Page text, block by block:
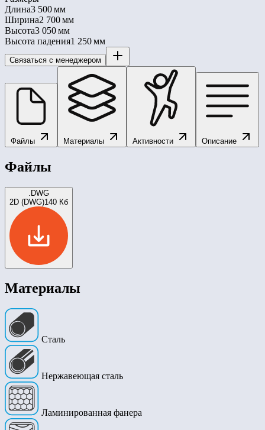
Длина3 500 мм
Ширина2 700 мм
Высота3 050 мм
Высота падения1 250 мм
Связаться с менеджером
Файлы Материалы Активности Описание
Файлы
.DWG
2D (DWG)140 Кб
Материалы
Сталь
Нержавеющая сталь
Ламинированная фанера